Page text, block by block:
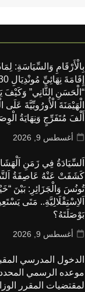
بِالْأَرْقَامِ وَالسِّيَاسَةِ:
“الْحَسَنِ الثَّانِي”
أَلْفَ مُتَفَرِّجٍ وَنِهَايَةُ
أغسطس 9, 2026
اَلسِّيَادَةُ فِي زَمَنِ
كَشَفَتْ عَنْهُ عَاصِفَةُ
تُونُسَ وَالْجَزَائِرِ: بَيْنَ
اَلاِسْتِقْلَالِيَّةِ.. مَتَى
بَوْصَلَتَهُ؟
أغسطس 9, 2026
الدخول المدرسي
موعده الرسمي